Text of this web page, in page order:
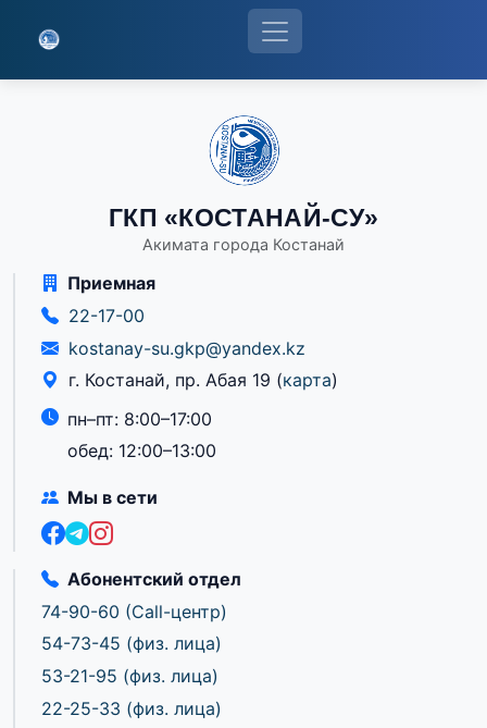
ГКП «КОСТАНАЙ-СУ»
Акимата города Костанай
Приемная
22-17-00
kostanay-su.gkp@yandex.kz
г. Костанай, пр. Абая 19 (карта)
пн–пт: 8:00–17:00
обед: 12:00–13:00
Мы в сети
Абонентский отдел
74-90-60 (Call-центр)
54-73-45 (физ. лица)
53-21-95 (физ. лица)
22-25-33 (физ. лица)